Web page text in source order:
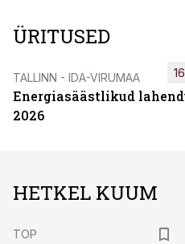
ÜRITUSED
TALLINN - IDA-VIRUMAA
Energiasäästlikud
2026
HETKEL KUUM
TOP